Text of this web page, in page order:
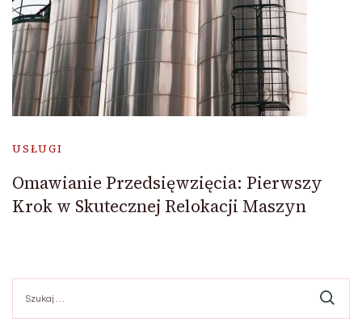
USŁUGI
Omawianie Przedsięwzięcia: Pierwszy
Krok w Skutecznej Relokacji Maszyn